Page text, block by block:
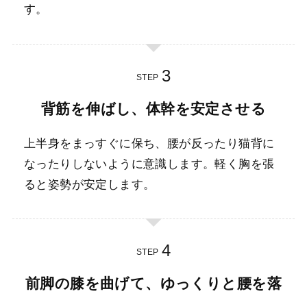
す。
STEP
背筋を伸ばし、体幹を安定させる
上半身をまっすぐに保ち、腰が反ったり猫背に
なったりしないように意識します。軽く胸を張
ると姿勢が安定します。
STEP
前脚の膝を曲げて、ゆっくりと腰を落